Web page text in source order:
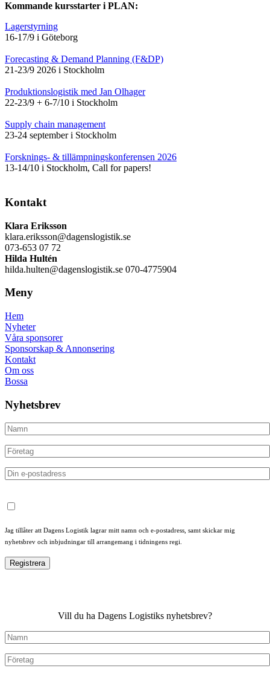
Kommande kursstarter i PLAN:
Lagerstyrning
16-17/9 i Göteborg
Forecasting & Demand Planning (F&DP)
21-23/9 2026 i Stockholm
Produktionslogistik med Jan Olhager
22-23/9 + 6-7/10 i Stockholm
Supply chain management
23-24 september i Stockholm
Forsknings- & tillämpningskonferensen 2026
13-14/10 i Stockholm, Call for papers!
Kontakt
Klara Eriksson
klara.eriksson@dagenslogistik.se
073-653 07 72
Hilda Hultén
hilda.hulten@dagenslogistik.se 070-4775904
Meny
Hem
Nyheter
Våra sponsorer
Sponsorskap & Annonsering
Kontakt
Om oss
Bossa
Nyhetsbrev
Jag tillåter att Dagens Logistik lagrar mitt namn och e-postadress, samt skickar mig
nyhetsbrev och inbjudningar till arrangemang i tidningens regi.
Vill du ha Dagens Logistiks nyhetsbrev?